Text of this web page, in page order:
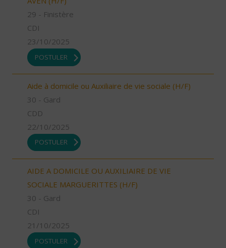
29 - Finistère
CDI
23/10/2025
POSTULER
Aide à domicile ou Auxiliaire de vie sociale (H/F)
30 - Gard
CDD
22/10/2025
POSTULER
AIDE A DOMICILE OU AUXILIAIRE DE VIE
SOCIALE MARGUERITTES (H/F)
30 - Gard
CDI
21/10/2025
POSTULER